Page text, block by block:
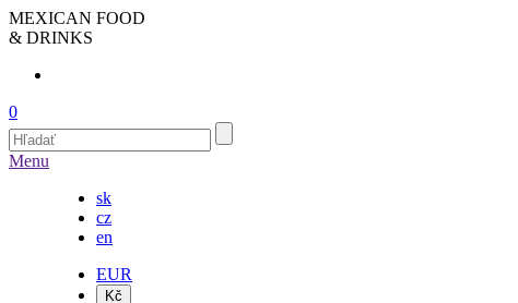
MEXICAN FOOD
& DRINKS
0
Menu
sk
cz
en
EUR